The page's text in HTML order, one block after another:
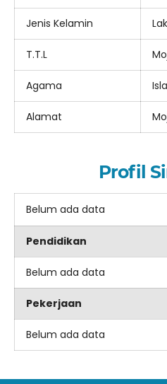
Jenis Kelamin
T.T.L
Agama
Alamat
Profil
Belum ada data
Pendidikan
Belum ada data
Pekerjaan
Belum ada data